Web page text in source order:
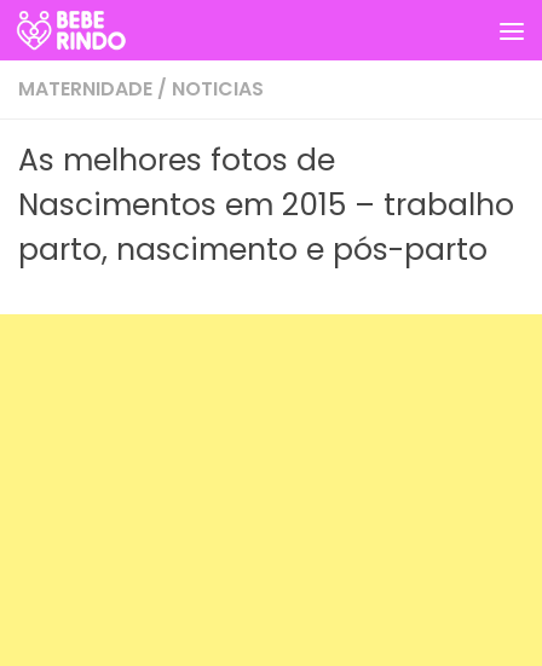
Skip to content
MATERNIDADE / NOTICIAS
As melhores fotos de
Nascimentos em 2015 – trabalho
parto, nascimento e pós-parto